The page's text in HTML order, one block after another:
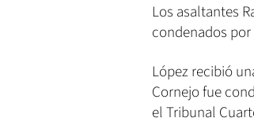
Los asaltantes
condenados
López recibió
Cornejo fue
el Tribunal